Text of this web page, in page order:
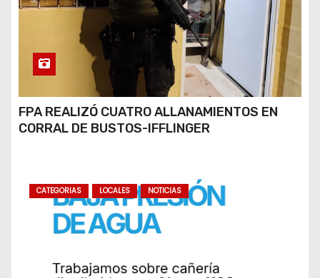
FPA REALIZÓ CUATRO ALLANAMIENTOS EN
CORRAL DE BUSTOS-IFFLINGER
CATEGORIAS LOCALES NOTICIAS